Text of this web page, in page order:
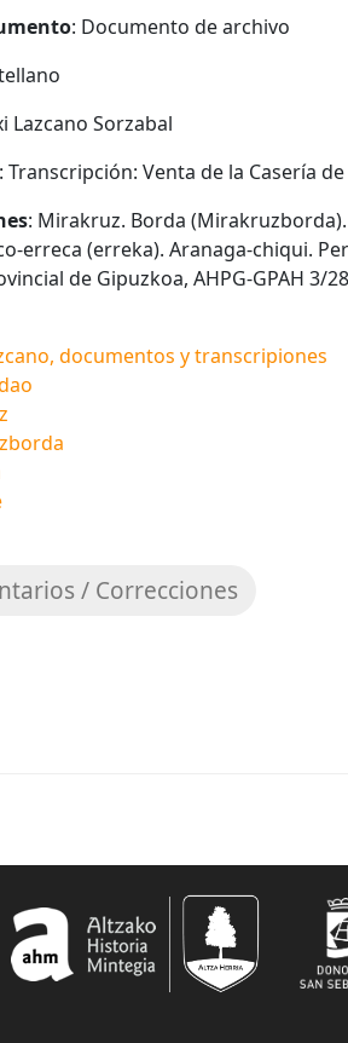
: Documento de archivo
Lazcano Sorzabal
: Transcripción: Venta de la Casería
: Mirakruz. Borda
erreca (erreka). Aranaga-chiqui.
de Gipuzkoa, AHPG-GPAH 3/
documentos y transcripiones
/ Correcciones